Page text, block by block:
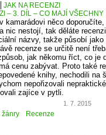
JAK NA RECENZI
– 3. DÍL – CO MAJÍ
kamarádovi něco
nic nestojí, tak děláte
názvy, takže působí jako
recenze se určitě není
jak někomu říct, co je
cenu zabývat. Proto také
knihy, nechodili na
nepořizovali
zajíce v pytli.
1. 7. 2015
žánry Recenze